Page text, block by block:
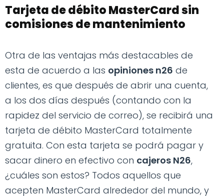
Tarjeta de débito MasterCard sin
comisiones de mantenimiento
Otra de las ventajas más destacables de
esta de acuerdo a las opiniones n26 de
clientes, es que después de abrir una cuenta,
a los dos días después (contando con la
rapidez del servicio de correo), se recibirá una
tarjeta de débito MasterCard totalmente
gratuita. Con esta tarjeta se podrá pagar y
sacar dinero en efectivo con cajeros N26,
¿cuáles son estos? Todos aquellos que
acepten MasterCard alrededor del mundo, y